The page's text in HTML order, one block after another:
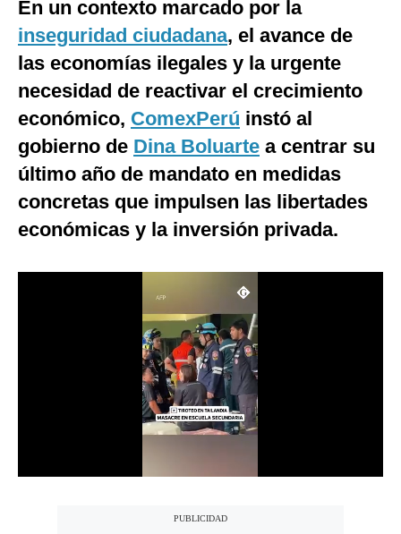
México
España
Tecnología
Club del Suscriptor
En un contexto marcado por la
inseguridad ciudadana, el avance de
las economías ilegales y la urgente
necesidad de reactivar el crecimiento
económico, ComexPerú instó al
gobierno de Dina Boluarte a centrar su
último año de mandato en medidas
concretas que impulsen las libertades
económicas y la inversión privada.